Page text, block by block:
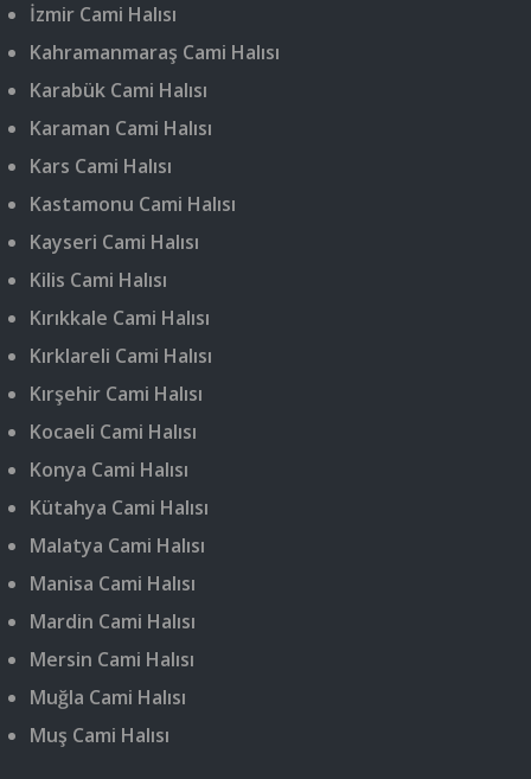
İzmir Cami Halısı
Kahramanmaraş Cami Halısı
Karabük Cami Halısı
Karaman Cami Halısı
Kars Cami Halısı
Kastamonu Cami Halısı
Kayseri Cami Halısı
Kilis Cami Halısı
Kırıkkale Cami Halısı
Kırklareli Cami Halısı
Kırşehir Cami Halısı
Kocaeli Cami Halısı
Konya Cami Halısı
Kütahya Cami Halısı
Malatya Cami Halısı
Manisa Cami Halısı
Mardin Cami Halısı
Mersin Cami Halısı
Muğla Cami Halısı
Muş Cami Halısı